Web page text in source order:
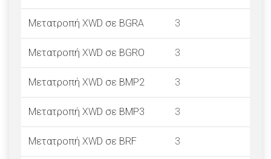
Μετατροπή XWD σε BGRA 3
Μετατροπή XWD σε BGRO 3
Μετατροπή XWD σε BMP2 3
Μετατροπή XWD σε BMP3 3
Μετατροπή XWD σε BRF 3